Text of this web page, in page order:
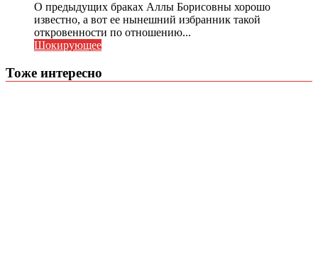
О предыдущих браках Аллы Борисовны хорошо
известно, а вот ее нынешний избранник такой
откровенности по отношению...
Шокирующее
Тоже интересно